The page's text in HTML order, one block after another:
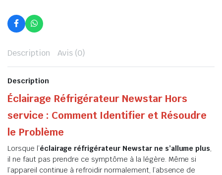
Description Avis (0)
Description
Éclairage Réfrigérateur Newstar Hors
service : Comment Identifier et Résoudre
le Problème
Lorsque l’éclairage réfrigérateur Newstar ne s’allume plus,
il ne faut pas prendre ce symptôme à la légère. Même si
l’appareil continue à refroidir normalement, l’absence de